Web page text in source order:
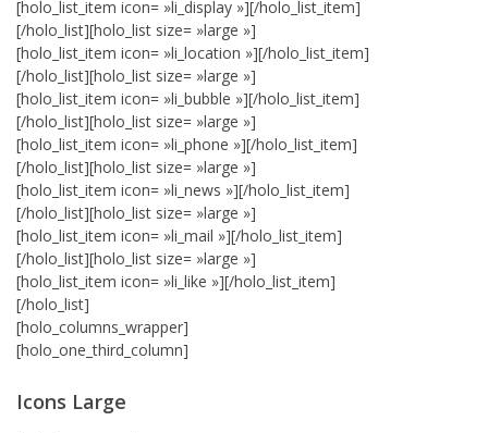
[holo_list_item icon= »li_display »][/holo_list_item]
[/holo_list][holo_list size= »large »]
[holo_list_item icon= »li_location »][/holo_list_item]
[/holo_list][holo_list size= »large »]
[holo_list_item icon= »li_bubble »][/holo_list_item]
[/holo_list][holo_list size= »large »]
[holo_list_item icon= »li_phone »][/holo_list_item]
[/holo_list][holo_list size= »large »]
[holo_list_item icon= »li_news »][/holo_list_item]
[/holo_list][holo_list size= »large »]
[holo_list_item icon= »li_mail »][/holo_list_item]
[/holo_list][holo_list size= »large »]
[holo_list_item icon= »li_like »][/holo_list_item]
[/holo_list]
[holo_columns_wrapper]
[holo_one_third_column]
Icons Large